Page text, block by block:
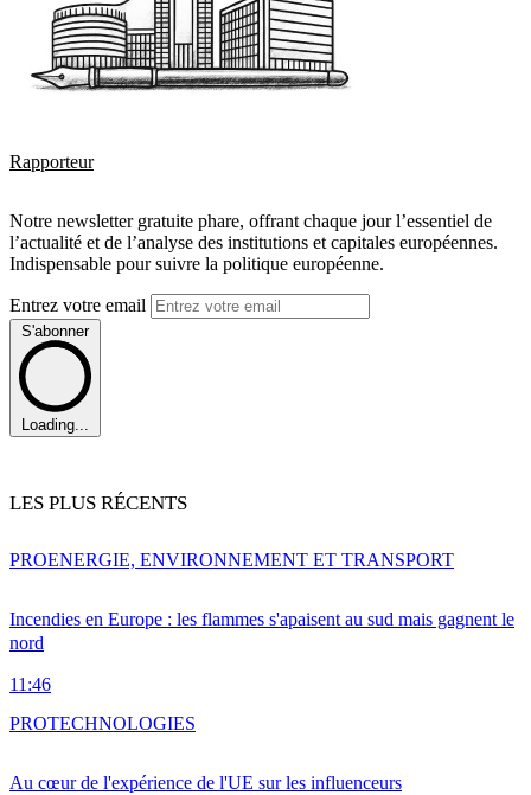
Rapporteur
Notre newsletter gratuite phare, offrant chaque jour l’essentiel de
l’actualité et de l’analyse des institutions et capitales européennes.
Indispensable pour suivre la politique européenne.
Entrez votre email
S'abonner
Loading...
LES PLUS RÉCENTS
Incendies en Europe : les flammes s'apaisent au sud mais gagnent le
nord
11:46
PROENERGIE, ENVIRONNEMENT ET TRANSPORT
Au cœur de l'expérience de l'UE sur les influenceurs
PROTECHNOLOGIES